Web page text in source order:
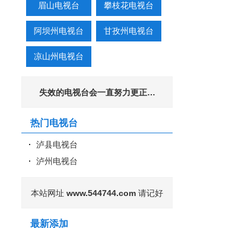
眉山电视台 攀枝花电视台
阿坝州电视台 甘孜州电视台
凉山州电视台
失效的电视台会一直努力更正…
热门电视台
泸县电视台
泸州电视台
本站网址 www.544744.com 请记好
最新添加